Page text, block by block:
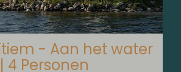
- Aan het water
| 4 Personen